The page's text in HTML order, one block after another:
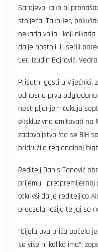
Sarajevo kako bi
stoljeća. Također,
nekada volio i koji
dalje postoji. U seriji
Ler, Izudin Bajrović,
Prisutni gosti u Vijećnici,
odnosno prvu
nestrpljenjem čekaju
ekskluzivno emitovati na
zadovoljstvo što se BiH
pridružila regionalnoj
Reditelj Danis Tanović
prijemu i pretpremijernoj
otkrivši da je rediteljica
preuzela režiju te joj se
“Cijela ova priča počela
se više ni koliko ima”,